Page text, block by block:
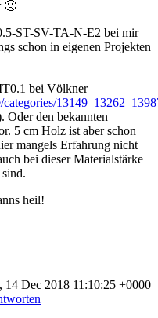
🙁
ST-SV-TA-N-E2 bei mir
schon in eigenen Projekten
bei Völkner
Oder den bekannten
5 cm Holz ist aber schon
mangels Erfahrung nicht
bei dieser Materialstärke
heil!
Dec 2018 11:10:25 +0000